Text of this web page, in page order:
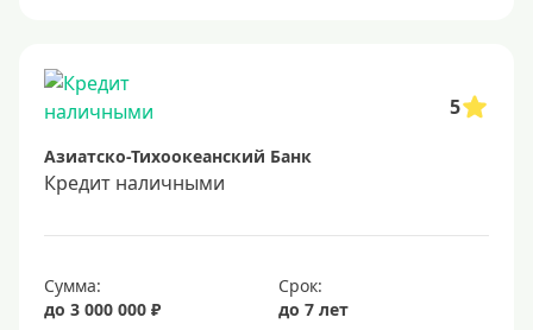
Способы выдачи
Не выходя из дома
С доставкой на дом
Наличными
5
Азиатско-Тихоокеанский Банк
Кредит наличными
Сумма:
до 3 000 000 ₽
Срок:
до 7 лет